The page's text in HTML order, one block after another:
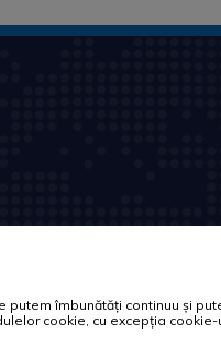
îmbunătăți continuu și
cookie, cu excepția